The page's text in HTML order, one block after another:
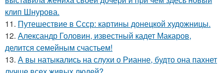
клип Шнурова.
11. Путешествие в Ссср: картины донецкой художницы.
12. Александр Головин, известный кадет Макаров,
делится семейным счастьем!
13. А вы натыкались на слухи о Рианне, будто она пахнет